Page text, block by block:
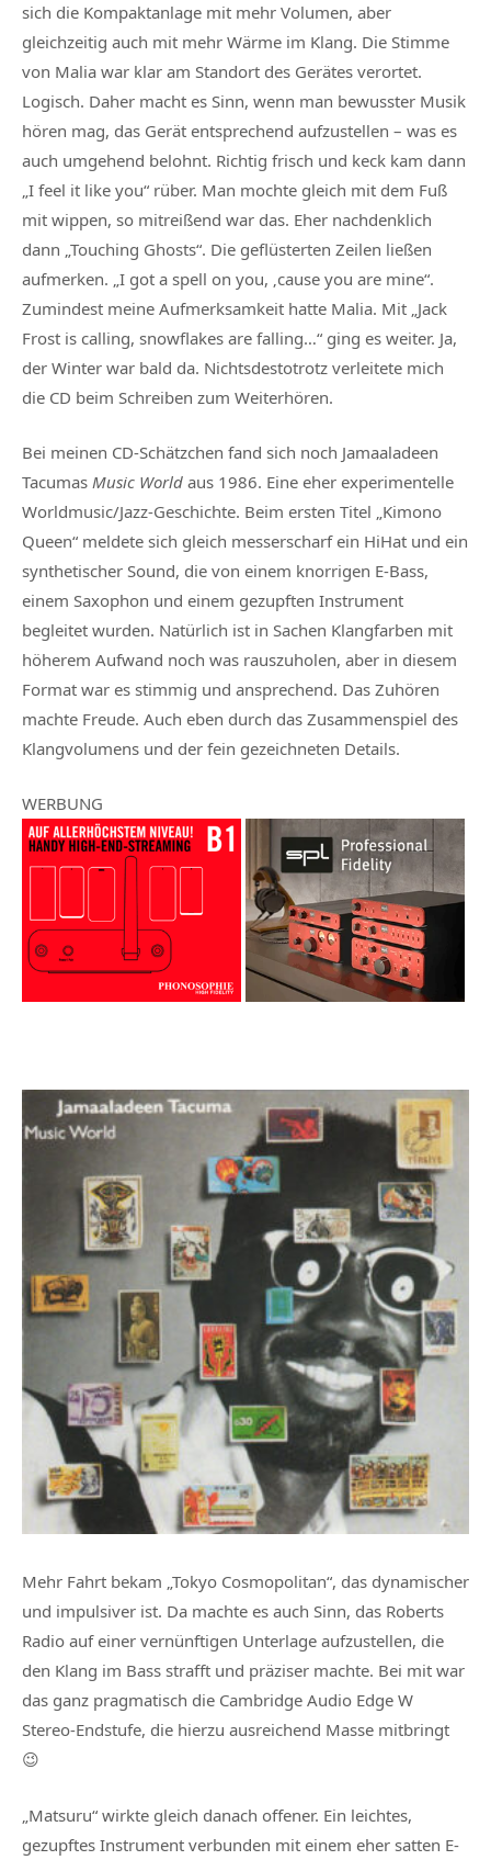
sich die Kompaktanlage mit mehr Volumen, aber
gleichzeitig auch mit mehr Wärme im Klang. Die Stimme
von Malia war klar am Standort des Gerätes verortet.
Logisch. Daher macht es Sinn, wenn man bewusster Musik
hören mag, das Gerät entsprechend aufzustellen – was es
auch umgehend belohnt. Richtig frisch und keck kam dann
„I feel it like you“ rüber. Man mochte gleich mit dem Fuß
mit wippen, so mitreißend war das. Eher nachdenklich
dann „Touching Ghosts“. Die geflüsterten Zeilen ließen
aufmerken. „I got a spell on you, ‚cause you are mine“.
Zumindest meine Aufmerksamkeit hatte Malia. Mit „Jack
Frost is calling, snowflakes are falling…“ ging es weiter. Ja,
der Winter war bald da. Nichtsdestotrotz verleitete mich
die CD beim Schreiben zum Weiterhören.
Bei meinen CD-Schätzchen fand sich noch Jamaaladeen
Tacumas Music World aus 1986. Eine eher experimentelle
Worldmusic/Jazz-Geschichte. Beim ersten Titel „Kimono
Queen“ meldete sich gleich messerscharf ein HiHat und ein
synthetischer Sound, die von einem knorrigen E-Bass,
einem Saxophon und einem gezupften Instrument
begleitet wurden. Natürlich ist in Sachen Klangfarben mit
höherem Aufwand noch was rauszuholen, aber in diesem
Format war es stimmig und ansprechend. Das Zuhören
machte Freude. Auch eben durch das Zusammenspiel des
Klangvolumens und der fein gezeichneten Details.
WERBUNG
Mehr Fahrt bekam „Tokyo Cosmopolitan“, das dynamischer
und impulsiver ist. Da machte es auch Sinn, das Roberts
Radio auf einer vernünftigen Unterlage aufzustellen, die
den Klang im Bass strafft und präziser machte. Bei mit war
das ganz pragmatisch die Cambridge Audio Edge W
Stereo-Endstufe, die hierzu ausreichend Masse mitbringt
😉
„Matsuru“ wirkte gleich danach offener. Ein leichtes,
gezupftes Instrument verbunden mit einem eher satten E-